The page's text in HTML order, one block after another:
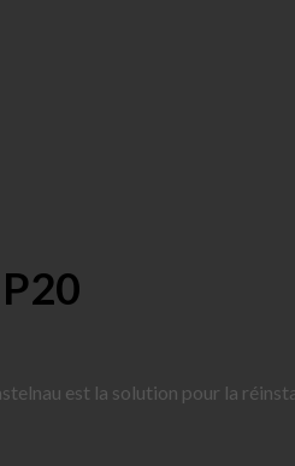
est la solution pour la